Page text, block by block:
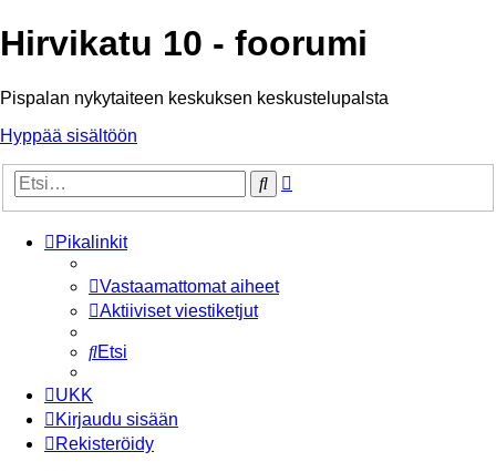
Hirvikatu 10 - foorumi
Pispalan nykytaiteen keskuksen keskustelupalsta
Hyppää sisältöön
Etsi
Pikalinkit
Vastaamattomat aiheet
Aktiiviset viestiketjut
Etsi
UKK
Kirjaudu sisään
Rekisteröidy